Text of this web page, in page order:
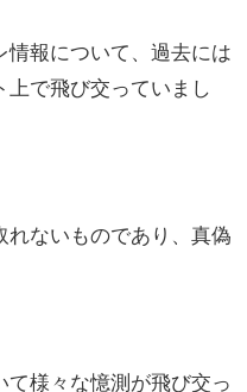
情報について、過去には
上で飛び交っていまし
れないものであり、真偽
様々な憶測が飛び交っ